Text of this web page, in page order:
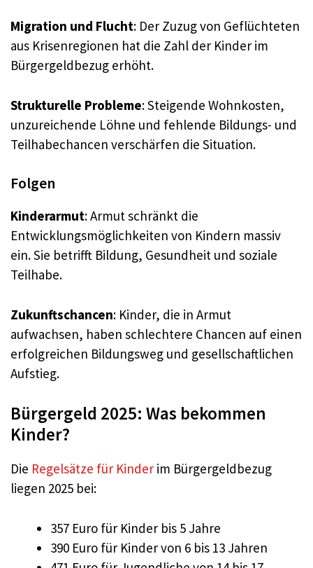
Migration und Flucht: Der Zuzug von Geflüchteten
aus Krisenregionen hat die Zahl der Kinder im
Bürgergeldbezug erhöht.
Strukturelle Probleme: Steigende Wohnkosten,
unzureichende Löhne und fehlende Bildungs- und
Teilhabechancen verschärfen die Situation.
Folgen
Kinderarmut: Armut schränkt die
Entwicklungsmöglichkeiten von Kindern massiv
ein. Sie betrifft Bildung, Gesundheit und soziale
Teilhabe.
Zukunftschancen: Kinder, die in Armut
aufwachsen, haben schlechtere Chancen auf einen
erfolgreichen Bildungsweg und gesellschaftlichen
Aufstieg.
Bürgergeld 2025: Was bekommen
Kinder?
Die Regelsätze für Kinder im Bürgergeldbezug
liegen 2025 bei:
357 Euro für Kinder bis 5 Jahre
390 Euro für Kinder von 6 bis 13 Jahren